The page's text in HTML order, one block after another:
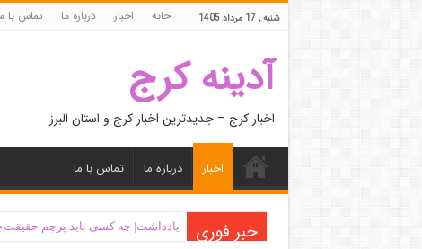
شنبه , 17 مرداد 1405 خانه اخبار درباره ما تماس با
آدینه کرج
اخبار کرج – جدیدترین اخبار کرج و استان البرز
اخبار درباره ما تماس با ما
خبر فوری یادداشت| ‌چه کسی باید پرچم